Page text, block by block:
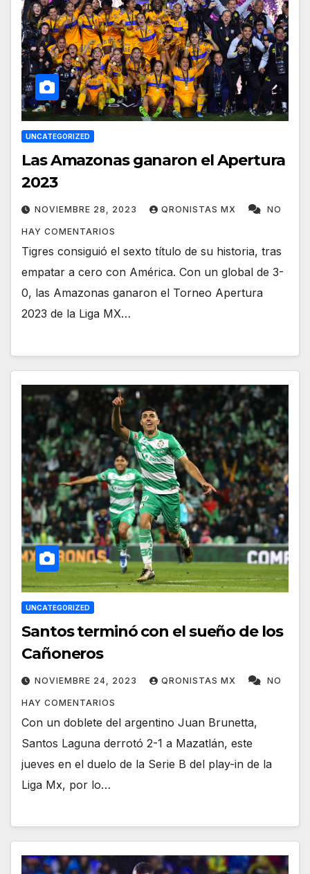
UNCATEGORIZED
Las Amazonas ganaron el Apertura
2023
NOVIEMBRE 28, 2023 QRONISTAS MX NO
HAY COMENTARIOS
Tigres consiguió el sexto título de su historia, tras
empatar a cero con América. Con un global de 3-
0, las Amazonas ganaron el Torneo Apertura
2023 de la Liga MX…
UNCATEGORIZED
Santos terminó con el sueño de los
Cañoneros
NOVIEMBRE 24, 2023 QRONISTAS MX NO
HAY COMENTARIOS
Con un doblete del argentino Juan Brunetta,
Santos Laguna derrotó 2-1 a Mazatlán, este
jueves en el duelo de la Serie B del play-in de la
Liga Mx, por lo…